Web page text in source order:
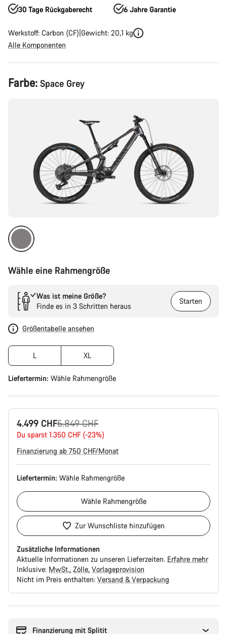
30 Tage Rückgaberecht 6 Jahre Garantie
Werkstoff: Carbon (CF) Gewicht: 20,1 kg
Alle Komponenten
Produktkonfiguration
Farbe: Space Grey
Wähle eine Rahmengröße
Was ist meine Größe?
Finde es in 3 Schritten heraus
Starten
Größentabelle ansehen
L XL
Liefertermin: Wähle Rahmengröße
4.499 CHF
Ursprungspreis5.849 CHF
Du sparst 1.350 CHF (-23%)
Finanzierung ab 750 CHF/Monat
Liefertermin: Wähle Rahmengröße
Wähle Rahmengröße
Zur Wunschliste hinzufügen
Zusätzliche Informationen
Aktuelle Informationen zu unseren Lieferzeiten. Erfahre mehr
Inklusive: MwSt. Zölle Vorlageprovision
Nicht im Preis enthalten: Versand & Verpackung
Finanzierung mit Splitit